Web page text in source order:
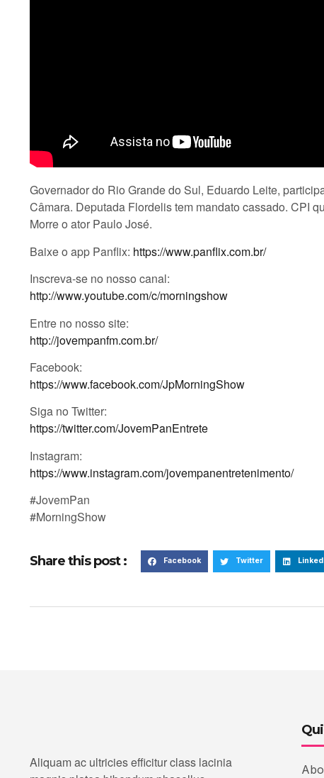
Governador do Rio Grande do Sul, Eduardo Leite,
Câmara. Deputada Flordelis tem mandato cassado. CPI
Morre o ator Paulo José.
Baixe o app Panflix: https://www.panflix.com.br/
Inscreva-se no nosso canal:
http://www.youtube.com/c/morningshow
Entre no nosso site:
http://jovempanfm.com.br/
Facebook:
https://www.facebook.com/JpMorningShow
Siga no Twitter:
https://twitter.com/JovemPanEntrete
Instagram:
https://www.instagram.com/jovempanentretenimento/
#JovemPan
#MorningShow
Share this post : Facebook Twitter
Aliquam ac ultricies efficitur class lacinia